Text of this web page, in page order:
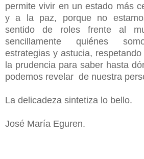
permite vivir en un estado más
y a la paz, porque no
sentido de roles frente al
sencillamente quiénes
estrategias y astucia,
la prudencia para saber hasta
podemos revelar de nuestra
La delicadeza sintetiza lo bello.
José María Eguren.